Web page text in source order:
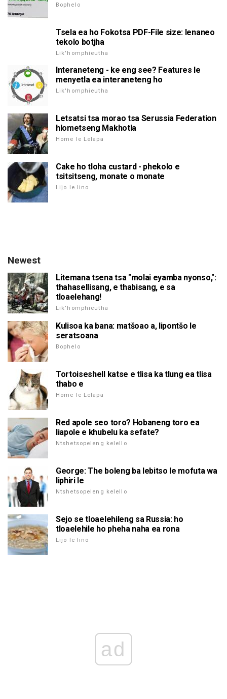
Bophelo
Tsela ea ho Fokotsa PDF-File size: lenaneo
tekolo botjha
Lik'homphieutha
Interaneteng - ke eng see? Features le
menyetla ea interaneteng ho
Lik'homphieutha
Letsatsi tsa morao tsa Serussia Federation
hlometseng Makhotla
Home le Lelapa
Cake ho tloha custard - phekolo e
tsitsitseng, monate o monate
Lijo le lino
Newest
Litemana tsena tsa "molai eyamba nyonso,":
thahasellisang, e thabisang, e sa
tloaelehang!
Lik'homphieutha
Kulisoa ka bana: matšoao a, lipontšo le
seratsoana
Bophelo
Tortoiseshell katse e tlisa ka tlung ea tlisa
thabo e
Home le Lelapa
Red apole seo toro? Hobaneng toro ea
liapole e khubelu ka sefate?
Ntshetsopeleng kelello
George: The boleng ba lebitso le mofuta wa
liphiri le
Ntshetsopeleng kelello
Sejo se tloaelehileng sa Russia: ho
tloaelehile ho pheha naha ea rona
Lijo le lino
ad